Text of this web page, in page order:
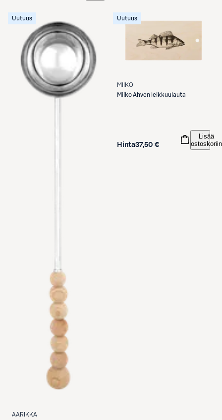
Uutuus
AARIKKA
Uutuus
MIIKO
MiikoAhven leikkuulauta
Hinta37,50 €
Lisää
ostoskoriin